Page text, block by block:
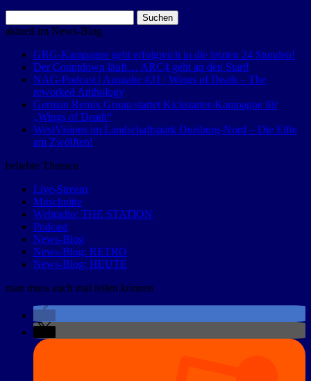
nach:
aktuell im News-Blog
GRG-Kampagne geht erfolgreich in die letzten 24 Stunden!
Der Countdown läuft… ARC4 geht an den Start!
NAG-Podcast | Ausgabe #21 | Wings of Death – The
reworked Anthology
German Remix Group startet Kickstarter-Kampagne für
„Wings of Death“
WestVisions im Landschaftspark Duisburg-Nord – Die Elfte
am Zwölften!
beliebte Themen
Live-Stream
Mitschnitte
Webradio: THE STATION
Podcast
News-Blog
News-Blog: RETRO
News-Blog: HEUTE
man muss auch mal teilen können